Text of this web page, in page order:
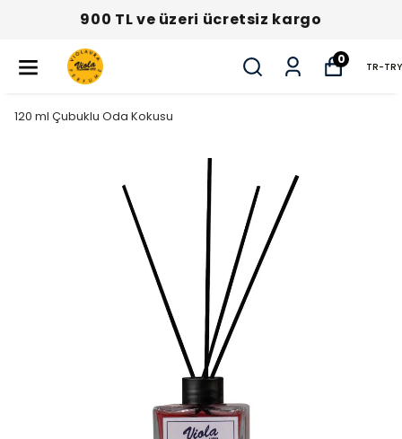
900 TL ve üzeri ücretsiz kargo
0
TR-TRY
120 ml Çubuklu Oda Kokusu